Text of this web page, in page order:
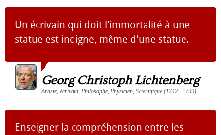
Un écrivain qui doit l'immortalité à une
statue est indigne, même d'une statue.
Georg Christoph Lichtenberg
Artiste, écrivain, Philosophe, Physicien, Scientifique (1742 - 1799)
Enseigner la compréhension entre les